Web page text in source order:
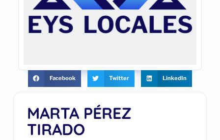
MARTA PÉREZ
TIRADO
Facebook Twitter LinkedIn